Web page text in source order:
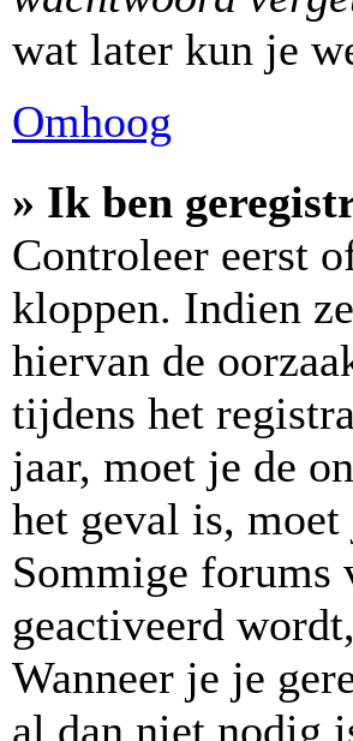
wat later kun je
Omhoog
» Ik ben
Controleer eerst
kloppen. Indien
hiervan de
tijdens het
jaar, moet je de
het geval is,
Sommige forums
geactiveerd
Wanneer je je
al dan niet nodig